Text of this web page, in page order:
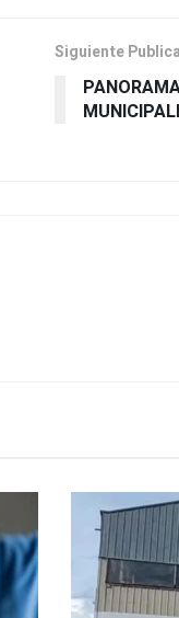
Siguiente